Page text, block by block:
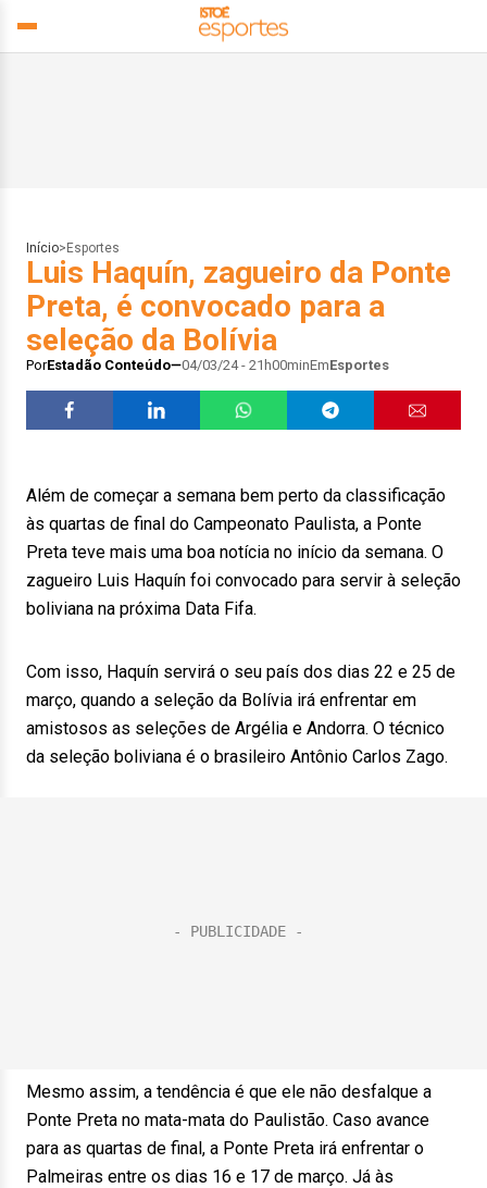
Início> Esportes
Luis Haquín, zagueiro da Ponte
Preta, é convocado para a
seleção da Bolívia
PorEstadão Conteúdo 04/03/24 - 21h00minEmEsportes
Além de começar a semana bem perto da classificação
às quartas de final do Campeonato Paulista, a Ponte
Preta teve mais uma boa notícia no início da semana. O
zagueiro Luis Haquín foi convocado para servir à seleção
boliviana na próxima Data Fifa.
Com isso, Haquín servirá o seu país dos dias 22 e 25 de
março, quando a seleção da Bolívia irá enfrentar em
amistosos as seleções de Argélia e Andorra. O técnico
da seleção boliviana é o brasileiro Antônio Carlos Zago.
Mesmo assim, a tendência é que ele não desfalque a
Ponte Preta no mata-mata do Paulistão. Caso avance
para as quartas de final, a Ponte Preta irá enfrentar o
Palmeiras entre os dias 16 e 17 de março. Já às